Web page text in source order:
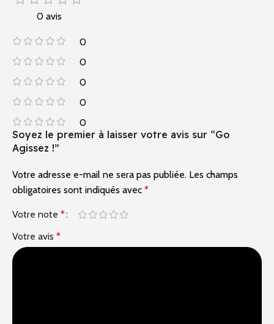
0 avis
0
0
0
0
0
Soyez le premier à laisser votre avis sur “Go
Agissez !”
Votre adresse e-mail ne sera pas publiée. Les champs
obligatoires sont indiqués avec *
Votre note *
Votre avis *
Alternative: